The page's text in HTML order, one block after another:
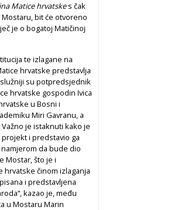
Matice hrvatskes čak
bit će otvoreno
je o bogatoj Matičinoj
te izlagane na
hrvatske predstavlja
su potpredsjednik
hrvatske gospodin Ivica
u Bosni i
Miri Gavranu, a
je istaknuti kako je
i predstavio ga
da bude dio
Mostar, što je i
hrvatske činom izlaganja
i predstavljena
kazao je, među
u Mostaru Marin